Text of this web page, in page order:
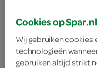
filter (2)
Cookies op Spar.nl
Wij gebruiken cookies
technologieën
gebruiken altijd strikt